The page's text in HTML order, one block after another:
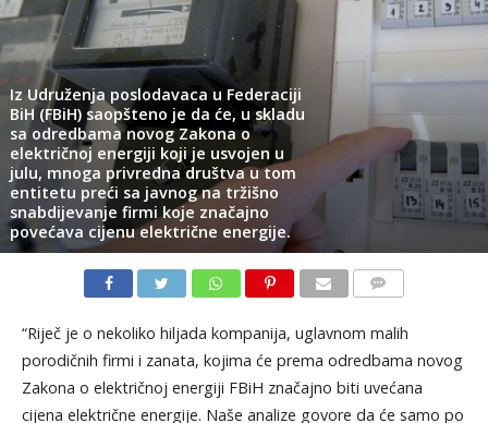
Iz Udruženja poslodavaca u Federaciji
BiH (FBiH) saopšteno je da će, u skladu
sa odredbama novog Zakona o
električnoj energiji koji je usvojen u
julu, mnoga privredna društva u tom
entitetu preći sa javnog na tržišno
snabdijevanje firmi koje značajno
povećava cijenu električne energije.
“Riječ je o nekoliko hiljada kompanija, uglavnom malih
porodičnih firmi i zanata, kojima će prema odredbama novog
Zakona o električnoj energiji FBiH značajno biti uvećana
cijena električne energije. Naše analize govore da će samo po